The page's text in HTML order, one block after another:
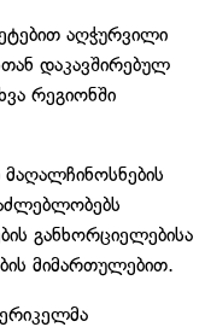
აღჭურვილი
დაკავშირებულ
რეგიონში
განხორციელებისა
მიმართულებით.